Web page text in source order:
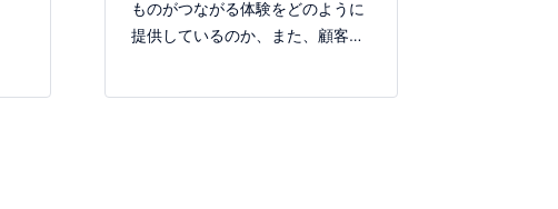
ものがつながる体験をどのように
提供しているのか、また、顧客が